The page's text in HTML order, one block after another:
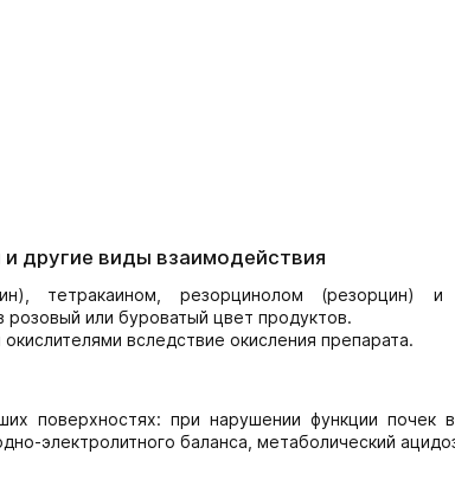
другие виды взаимодействия
тетракаином, резорцинолом (резорцин) и
розовый или буроватый цвет продуктов.
вследствие окисления препарата.
поверхностях: при нарушении функции почек
электролитного баланса, метаболический